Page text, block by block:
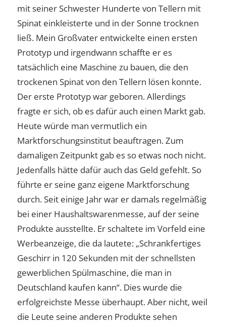
mit seiner Schwester Hunderte von Tellern mit
Spinat einkleisterte und in der Sonne trocknen
ließ. Mein Großvater entwickelte einen ersten
Prototyp und irgendwann schaffte er es
tatsächlich eine Maschine zu bauen, die den
trockenen Spinat von den Tellern lösen konnte.
Der erste Prototyp war geboren. Allerdings
fragte er sich, ob es dafür auch einen Markt gab.
Heute würde man vermutlich ein
Marktforschungsinstitut beauftragen. Zum
damaligen Zeitpunkt gab es so etwas noch nicht.
Jedenfalls hätte dafür auch das Geld gefehlt. So
führte er seine ganz eigene Marktforschung
durch. Seit einige Jahr war er damals regelmäßig
bei einer Haushaltswarenmesse, auf der seine
Produkte ausstellte. Er schaltete im Vorfeld eine
Werbeanzeige, die da lautete: „Schrankfertiges
Geschirr in 120 Sekunden mit der schnellsten
gewerblichen Spülmaschine, die man in
Deutschland kaufen kann“. Dies wurde die
erfolgreichste Messe überhaupt. Aber nicht, weil
die Leute seine anderen Produkte sehen